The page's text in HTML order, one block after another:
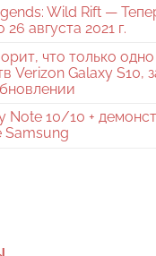
Wild Rift —
августа 2021 г.
что только
Verizon Galaxy S10,
Note 10/10 +
Samsung